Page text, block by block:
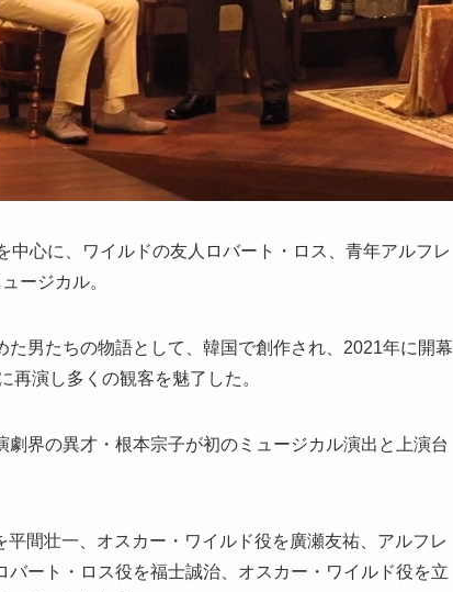
心に、ワイルドの友人ロバート・ロス、青年アルフレ
ージカル。
男たちの物語として、韓国で創作され、2021年に開幕
再演し多くの観客を魅了した。
界の異才・根本宗子が初のミュージカル演出と上演台
間壮一、オスカー・ワイルド役を廣瀬友祐、アルフレ
ート・ロス役を福士誠治、オスカー・ワイルド役を立